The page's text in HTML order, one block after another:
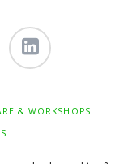
Hiltebrand
& WORKSHOPS